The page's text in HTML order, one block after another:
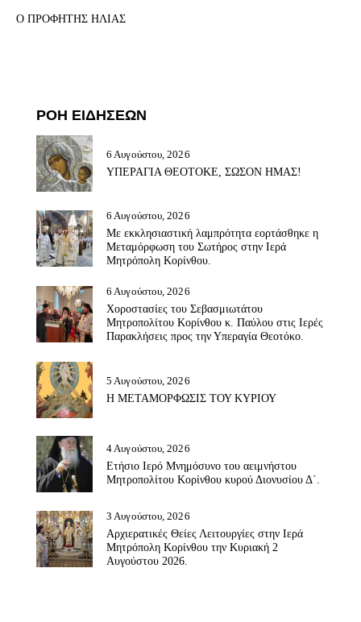
Ο ΠΡΟΦΗΤΗΣ ΗΛΙΑΣ
ΡΟΗ ΕΙΔΗΣΕΩΝ
6 Αυγούστου, 2026
ΥΠΕΡΑΓΙΑ ΘΕΟΤΟΚΕ, ΣΩΣΟΝ ΗΜΑΣ!
6 Αυγούστου, 2026
Με εκκλησιαστική λαμπρότητα εορτάσθηκε η
Μεταμόρφωση του Σωτήρος στην Ιερά
Μητρόπολη Κορίνθου.
6 Αυγούστου, 2026
Χοροστασίες του Σεβασμιωτάτου
Μητροπολίτου Κορίνθου κ. Παύλου στις Ιερές
Παρακλήσεις προς την Υπεραγία Θεοτόκο.
5 Αυγούστου, 2026
Η ΜΕΤΑΜΟΡΦΩΣΙΣ ΤΟΥ ΚΥΡΙΟΥ
4 Αυγούστου, 2026
Ετήσιο Ιερό Μνημόσυνο του αειμνήστου
Μητροπολίτου Κορίνθου κυρού Διονυσίου Δ΄.
3 Αυγούστου, 2026
Αρχιερατικές Θείες Λειτουργίες στην Ιερά
Μητρόπολη Κορίνθου την Κυριακή 2
Αυγούστου 2026.